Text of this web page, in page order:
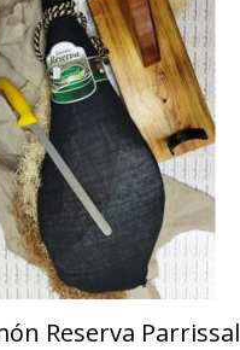
Reserva Parrissal